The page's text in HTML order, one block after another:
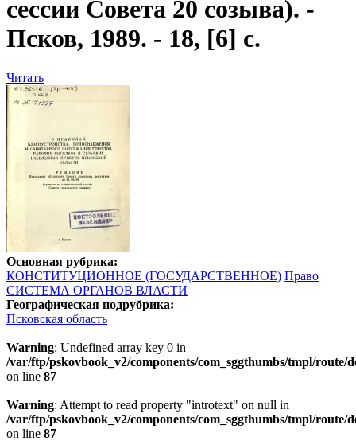
сессии Совета 20 созыва). -
Псков, 1989. - 18, [6] с.
Читать
Основная рубрика:
КОНСТИТУЦИОННОЕ (ГОСУДАРСТВЕННОЕ) Право
СИСТЕМА ОРГАНОВ ВЛАСТИ
Географическая подрубрика:
Псковская область
Warning: Undefined array key 0 in
/var/ftp/pskovbook_v2/components/com_sggthumbs/tmpl/route/
on line 87
Warning: Attempt to read property "introtext" on null in
/var/ftp/pskovbook_v2/components/com_sggthumbs/tmpl/route/
on line 87